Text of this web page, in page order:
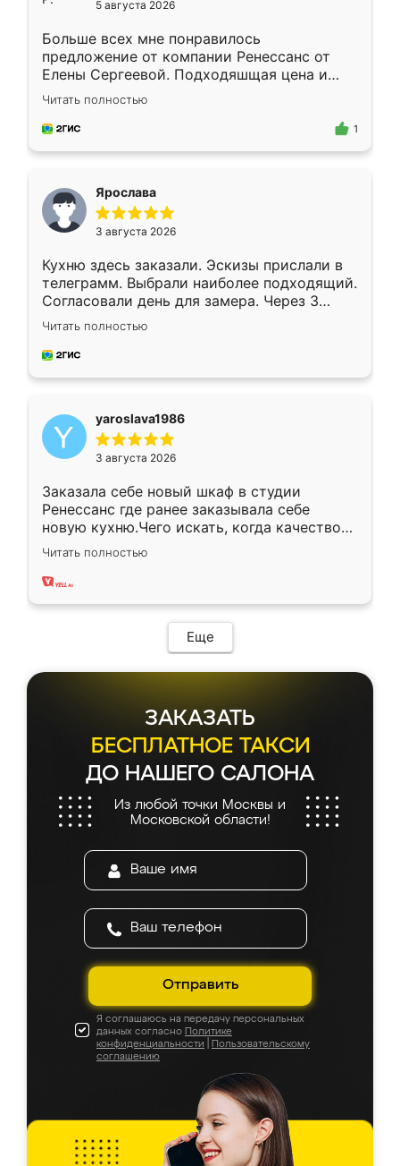
5 августа 2026
Больше всех мне понравилось
предложение от компании Ренессанс от
Елены Сергеевой. Подходяшщая цена и
короткие сроки изготовления. Приехавший
для замера сотрудник Владислав
предложил по моему эскизу самый
Читать полностью
1
Ярослава
3 августа 2026
Кухню здесь заказали. Эскизы прислали в
телеграмм. Выбрали наиболее подходящий.
Согласовали день для замера. Через 3
недели кухня была уже готова. Остались
довольны работой. Спасибо Ренессанс
мебель за качественную работу!
Читать полностью
yaroslava1986
3 августа 2026
Заказала себе новый шкаф в студии
Ренессанс где ранее заказывала себе
новую кухню.Чего искать, когда качеством
вполне довольна. Служит кухня уже почти
два года, нареканий нет.
Читать полностью
Еще
ЗАКАЗАТЬ
БЕСПЛАТНОЕ ТАКСИ
ДО НАШЕГО САЛОНА
Из любой точки Москвы и
Московской области!
Отправить
Я соглашаюсь на передачу персональных
данных согласно Политике
конфиденциальности
Пользовательскому
соглашению